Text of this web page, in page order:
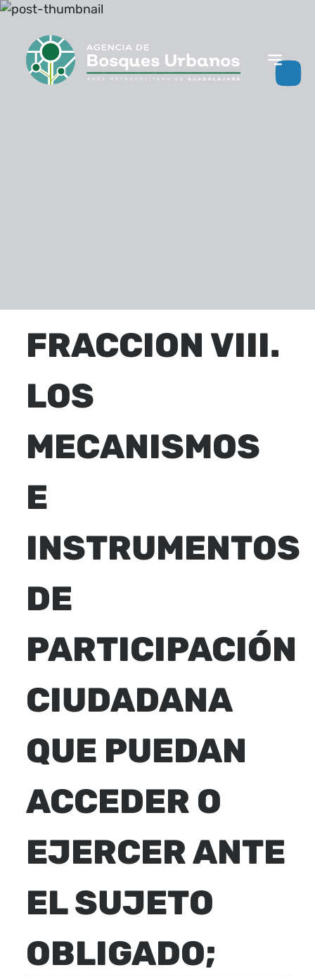
FRACCION VIII.
LOS
MECANISMOS
E
INSTRUMENTOS
DE
PARTICIPACIÓN
CIUDADANA
QUE PUEDAN
ACCEDER O
EJERCER ANTE
EL SUJETO
OBLIGADO;